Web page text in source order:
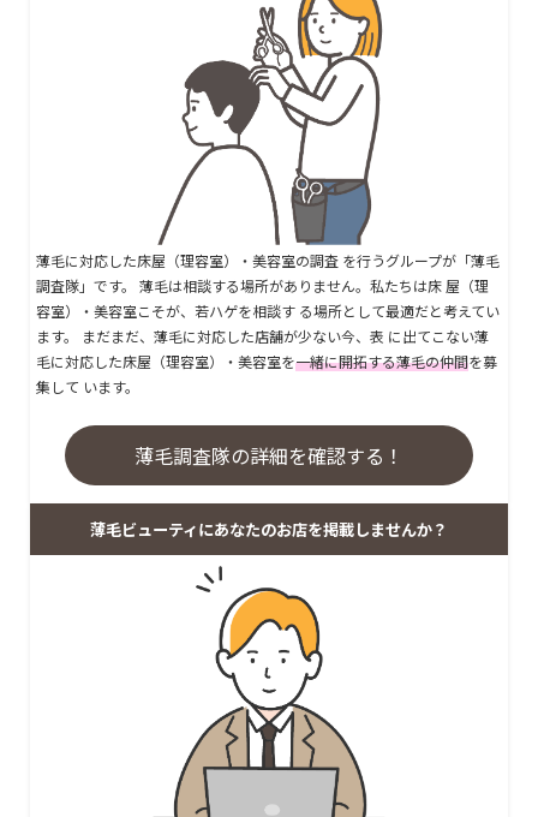
薄毛に対応した床屋（理容室）・美容室の調査 を行うグループが「薄毛
調査隊」です。 薄毛は相談する場所がありません。私たちは床 屋（理
容室）・美容室こそが、若ハゲを相談す る場所として最適だと考えてい
ます。 まだまだ、薄毛に対応した店舗が少ない今、表 に出てこない薄
毛に対応した床屋（理容室）・美容室を一緒に開拓する薄毛の仲間を募
集して います。
薄毛調査隊の詳細を確認する！
薄毛ビューティにあなたのお店を掲載しませんか？